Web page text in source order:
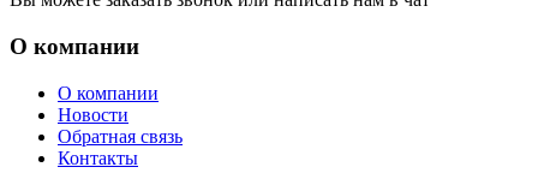
О компании
О компании
Новости
Обратная связь
Контакты